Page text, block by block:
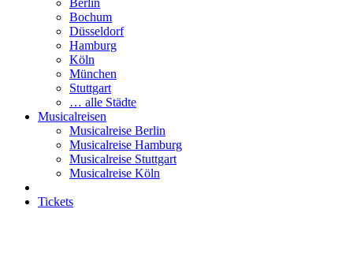
Berlin
Bochum
Düsseldorf
Hamburg
Köln
München
Stuttgart
… alle Städte
Musicalreisen
Musicalreise Berlin
Musicalreise Hamburg
Musicalreise Stuttgart
Musicalreise Köln
Tickets